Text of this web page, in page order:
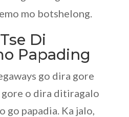
mo botshelong.
Di
Papading
go dira gore
o dira ditiragalo
go papadia. Ka jalo,